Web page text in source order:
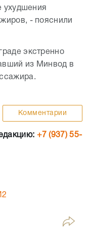
ухудшения
- пояснили
экстренно
из Минвод в
Комментарии
+7 (937) 55-